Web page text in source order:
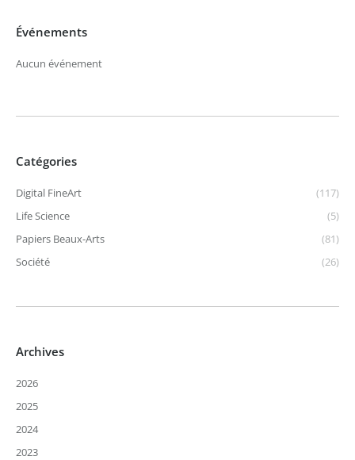
Événements
Aucun événement
Catégories
Digital FineArt
(117)
Life Science
(5)
Papiers Beaux-Arts
(81)
Société
(26)
Archives
2026
2025
2024
2023